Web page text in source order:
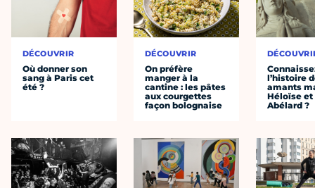
DÉCOUVRIR
Où donner son
sang à Paris cet
été ?
DÉCOUVRIR
On préfère
manger à la
cantine : les pâtes
aux courgettes
façon bolognaise
l’histoire
amants
Héloïse et
Abélard ?